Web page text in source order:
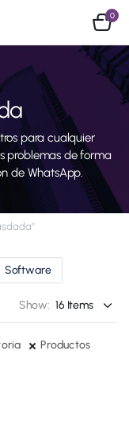
0
para cualquier
problemas de forma
de WhatsApp.
Software
Show:
Productos